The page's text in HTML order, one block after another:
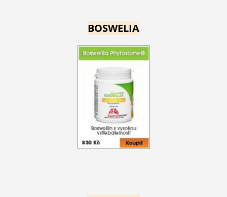
BOSWELIA